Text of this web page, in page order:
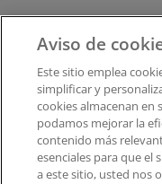
Aviso de
Este sitio emplea
simplificar y
cookies almacenan
podamos mejorar la
contenido más
esenciales para que el
a este sitio, usted nos